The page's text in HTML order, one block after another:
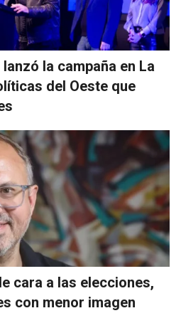
la campaña en La
del Oeste que
cara a las elecciones,
con menor imagen